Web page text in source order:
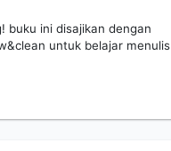
buku ini disajikan dengan
untuk belajar menulis